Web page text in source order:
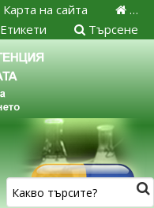
…
Карта на сайта
Търсене
Етикети